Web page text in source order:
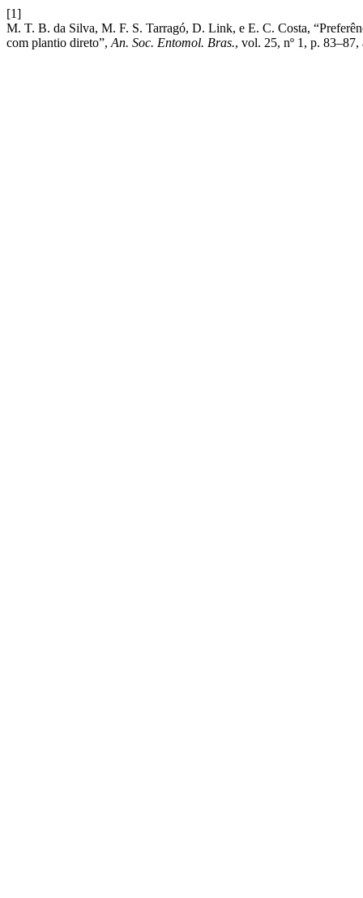
[1]
M. T. B. da Silva, M. F. S. Tarragó, D. Link, e E. C. Costa,
com plantio direto”, An. Soc. Entomol. Bras., vol. 25, nº 1, p. 83–87,